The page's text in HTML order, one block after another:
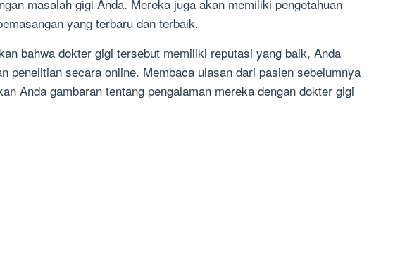
masalah gigi Anda. Mereka juga akan memiliki pengetahuan
yang terbaru dan terbaik.
bahwa dokter gigi tersebut memiliki reputasi yang baik, Anda
penelitian secara online. Membaca ulasan dari pasien sebelumnya
Anda gambaran tentang pengalaman mereka dengan dokter gigi